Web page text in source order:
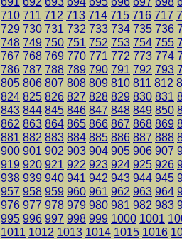
710 711 712 713 714 715 716 717
729 730 731 732 733 734 735 736
748 749 750 751 752 753 754 755
767 768 769 770 771 772 773 774
786 787 788 789 790 791 792 793
805 806 807 808 809 810 811 812
824 825 826 827 828 829 830 831
843 844 845 846 847 848 849 850
862 863 864 865 866 867 868 869
881 882 883 884 885 886 887 888
900 901 902 903 904 905 906 907
919 920 921 922 923 924 925 926
938 939 940 941 942 943 944 945
957 958 959 960 961 962 963 964
976 977 978 979 980 981 982 983
995 996 997 998 999 1000 1001
1011 1012 1013 1014 1015 1016